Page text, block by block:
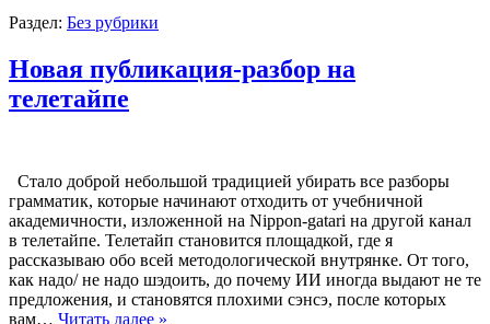
Раздел: Без рубрики
Новая публикация-разбор на
телетайпе
Стало доброй небольшой традицией убирать все разборы
грамматик, которые начинают отходить от учебничной
академичности, изложенной на Nippon-gatari на другой канал
в телетайпе. Телетайп становится площадкой, где я
рассказываю обо всей методологической внутрянке. От того,
как надо/ не надо шэдоить, до почему ИИ иногда выдают не те
предложения, и становятся плохими сэнсэ, после которых
вам… Читать далее »